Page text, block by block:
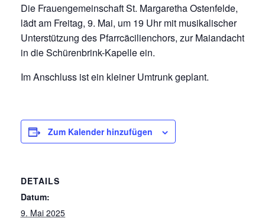
Die Frauengemeinschaft St. Margaretha Ostenfelde,
lädt am Freitag, 9. Mai, um 19 Uhr mit musikalischer
Unterstützung des Pfarrcäcilienchors, zur Maiandacht
in die Schürenbrink-Kapelle ein.
Im Anschluss ist ein kleiner Umtrunk geplant.
Zum Kalender hinzufügen
DETAILS
Datum:
9. Mai 2025